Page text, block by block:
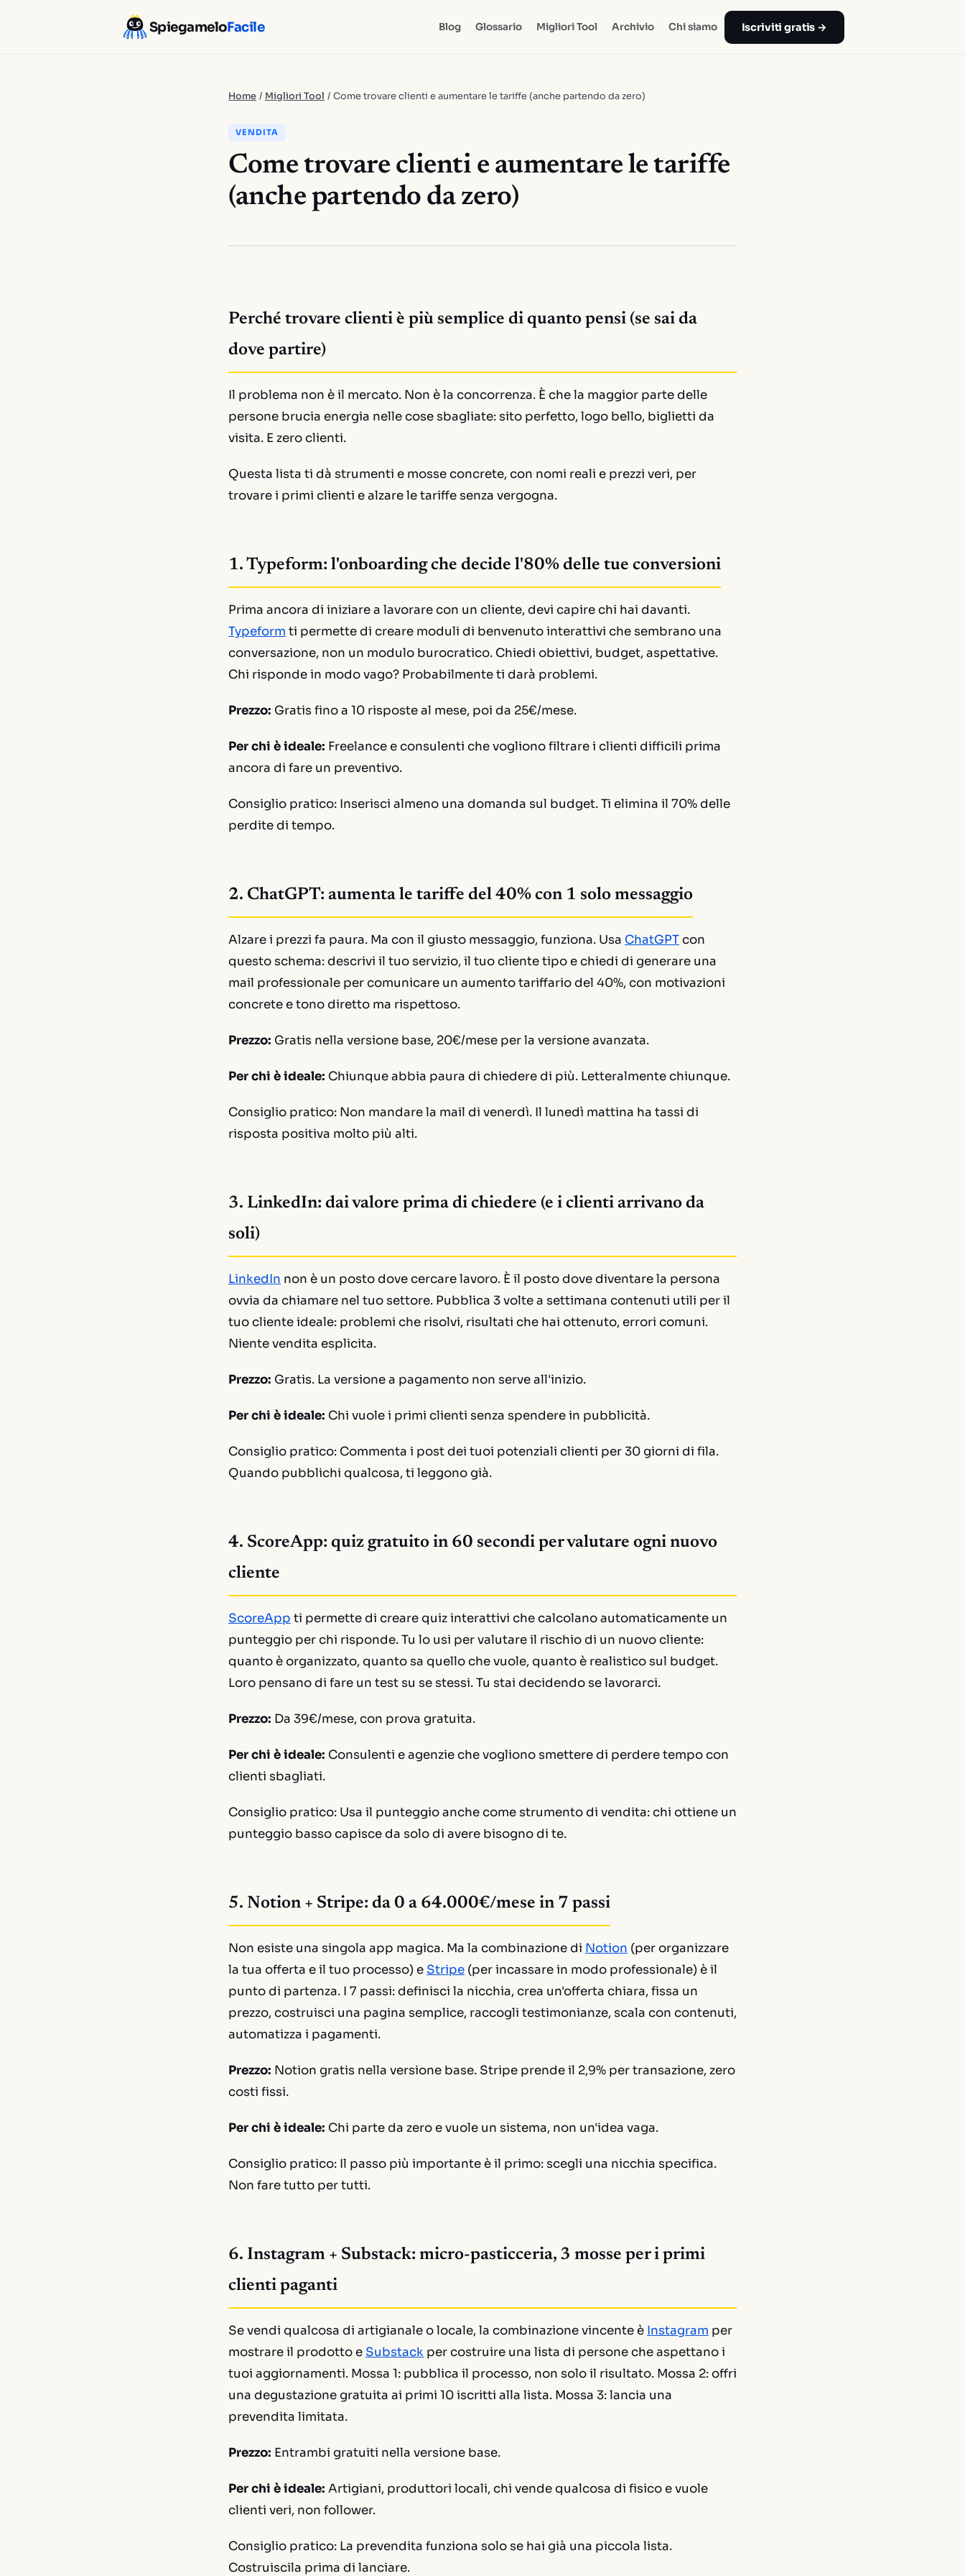
SpiegameloFacile Blog Glossario Migliori Tool Archivio Chi siamo Iscriviti gratis →
Home / Migliori Tool / Come trovare clienti e aumentare le tariffe (anche partendo da zero)
VENDITA
Come trovare clienti e aumentare le tariffe
(anche partendo da zero)
Perché trovare clienti è più semplice di quanto pensi (se sai da
dove partire)
Il problema non è il mercato. Non è la concorrenza. È che la maggior parte delle
persone brucia energia nelle cose sbagliate: sito perfetto, logo bello, biglietti da
visita. E zero clienti.
Questa lista ti dà strumenti e mosse concrete, con nomi reali e prezzi veri, per
trovare i primi clienti e alzare le tariffe senza vergogna.
1. Typeform: l'onboarding che decide l'80% delle tue conversioni
Prima ancora di iniziare a lavorare con un cliente, devi capire chi hai davanti.
Typeform ti permette di creare moduli di benvenuto interattivi che sembrano una
conversazione, non un modulo burocratico. Chiedi obiettivi, budget, aspettative.
Chi risponde in modo vago? Probabilmente ti darà problemi.
Prezzo: Gratis fino a 10 risposte al mese, poi da 25€/mese.
Per chi è ideale: Freelance e consulenti che vogliono filtrare i clienti difficili prima
ancora di fare un preventivo.
Consiglio pratico: Inserisci almeno una domanda sul budget. Ti elimina il 70% delle
perdite di tempo.
2. ChatGPT: aumenta le tariffe del 40% con 1 solo messaggio
Alzare i prezzi fa paura. Ma con il giusto messaggio, funziona. Usa ChatGPTcon
questo schema: descrivi il tuo servizio, il tuo cliente tipo e chiedi di generare una
mail professionale per comunicare un aumento tariffario del 40%, con motivazioni
concrete e tono diretto ma rispettoso.
Prezzo: Gratis nella versione base, 20€/mese per la versione avanzata.
Per chi è ideale: Chiunque abbia paura di chiedere di più. Letteralmente chiunque.
Consiglio pratico: Non mandare la mail di venerdì. Il lunedì mattina ha tassi di
risposta positiva molto più alti.
3. LinkedIn: dai valore prima di chiedere (e i clienti arrivano da
soli)
LinkedIn non è un posto dove cercare lavoro. È il posto dove diventare la persona
ovvia da chiamare nel tuo settore. Pubblica 3 volte a settimana contenuti utili per il
tuo cliente ideale: problemi che risolvi, risultati che hai ottenuto, errori comuni.
Niente vendita esplicita.
Prezzo: Gratis. La versione a pagamento non serve all'inizio.
Per chi è ideale: Chi vuole i primi clienti senza spendere in pubblicità.
Consiglio pratico: Commenta i post dei tuoi potenziali clienti per 30 giorni di fila.
Quando pubblichi qualcosa, ti leggono già.
4. ScoreApp: quiz gratuito in 60 secondi per valutare ogni nuovo
cliente
ScoreApp ti permette di creare quiz interattivi che calcolano automaticamente un
punteggio per chi risponde. Tu lo usi per valutare il rischio di un nuovo cliente:
quanto è organizzato, quanto sa quello che vuole, quanto è realistico sul budget.
Loro pensano di fare un test su se stessi. Tu stai decidendo se lavorarci.
Prezzo: Da 39€/mese, con prova gratuita.
Per chi è ideale: Consulenti e agenzie che vogliono smettere di perdere tempo con
clienti sbagliati.
Consiglio pratico: Usa il punteggio anche come strumento di vendita: chi ottiene un
punteggio basso capisce da solo di avere bisogno di te.
5. Notion + Stripe: da 0 a 64.000€/mese in 7 passi
Non esiste una singola app magica. Ma la combinazione di Notion (per organizzare
la tua offerta e il tuo processo) e Stripe (per incassare in modo professionale) è il
punto di partenza. I 7 passi: definisci la nicchia, crea un'offerta chiara, fissa un
prezzo, costruisci una pagina semplice, raccogli testimonianze, scala con contenuti,
automatizza i pagamenti.
Prezzo: Notion gratis nella versione base. Stripe prende il 2,9% per transazione, zero
costi fissi.
Per chi è ideale: Chi parte da zero e vuole un sistema, non un'idea vaga.
Consiglio pratico: Il passo più importante è il primo: scegli una nicchia specifica.
Non fare tutto per tutti.
6. Instagram + Substack: micro-pasticceria, 3 mosse per i primi
clienti paganti
Se vendi qualcosa di artigianale o locale, la combinazione vincente è Instagram per
mostrare il prodotto e Substack per costruire una lista di persone che aspettano i
tuoi aggiornamenti. Mossa 1: pubblica il processo, non solo il risultato. Mossa 2: offri
una degustazione gratuita ai primi 10 iscritti alla lista. Mossa 3: lancia una
prevendita limitata.
Prezzo: Entrambi gratuiti nella versione base.
Per chi è ideale: Artigiani, produttori locali, chi vende qualcosa di fisico e vuole
clienti veri, non follower.
Consiglio pratico: La prevendita funziona solo se hai già una piccola lista.
Costruiscila prima di lanciare.